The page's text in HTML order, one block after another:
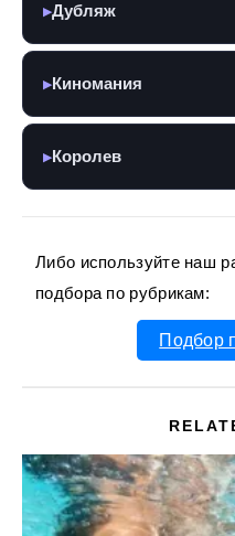
▶Дубляж
▶ Киномания
▶ Королев
Либо используйте наш
подбора по рубрикам:
Подбор